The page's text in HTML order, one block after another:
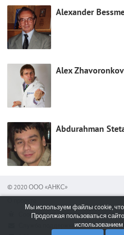
Alexander
Alex Zhavoronkov
Abdurahman
© 2020 ООО «АНКС»
Сообщить об ошибке
Мы используем файлы cookie,
Продолжая пользоваться
использованием